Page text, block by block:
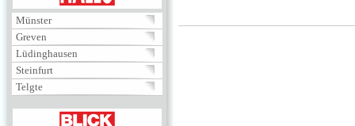
Münster
Greven
Lüdinghausen
Steinfurt
Telgte
BLICKPUNKT